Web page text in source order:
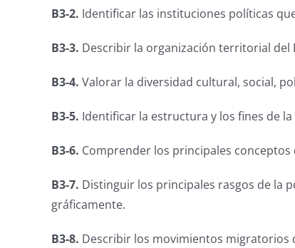
B3-2. Identificar las instituciones políticas
B3-3. Describir la organización territorial del
B3-4. Valorar la diversidad cultural, social,
B3-5. Identificar la estructura y los fines de
B3-6. Comprender los principales
B3-7. Distinguir los principales rasgos de la
gráficamente.
B3-8. Describir los movimientos migratorios